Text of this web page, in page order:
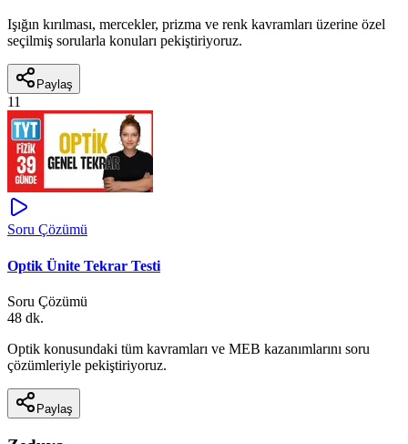
Işığın kırılması, mercekler, prizma ve renk kavramları üzerine özel
seçilmiş sorularla konuları pekiştiriyoruz.
Paylaş
11
Soru Çözümü
Optik Ünite Tekrar Testi
Soru Çözümü
48 dk.
Optik konusundaki tüm kavramları ve MEB kazanımlarını soru
çözümleriyle pekiştiriyoruz.
Paylaş